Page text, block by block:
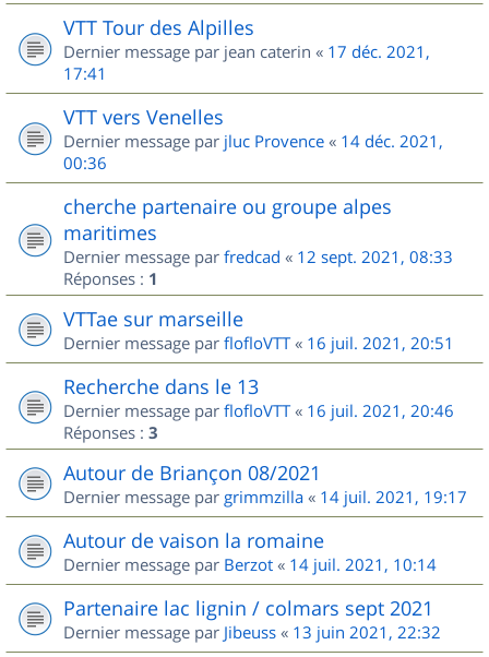
VTT Tour des Alpilles
Dernier message par jean caterin « 17 déc. 2021,
17:41
VTT vers Venelles
Dernier message par jluc Provence « 14 déc. 2021,
00:36
cherche partenaire ou groupe alpes
maritimes
Dernier message par fredcad « 12 sept. 2021, 08:33
Réponses : 1
VTTae sur marseille
Dernier message par flofloVTT« 16 juil. 2021, 20:51
Recherche dans le 13
Dernier message par flofloVTT« 16 juil. 2021, 20:46
Réponses : 3
Autour de Briançon 08/2021
Dernier message par grimmzilla « 14 juil. 2021, 19:17
Autour de vaison la romaine
Dernier message par Berzot « 14 juil. 2021, 10:14
Partenaire lac lignin / colmars sept 2021
Dernier message par Jibeuss « 13 juin 2021, 22:32